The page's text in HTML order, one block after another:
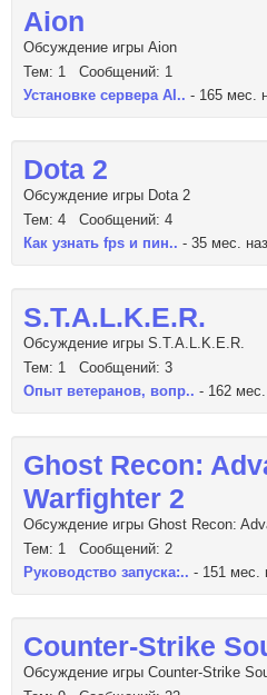
Aion
Обсуждение игры Aion
Тем: 1 Сообщений: 1
Установке сервера AI.. - 165 мес.
Dota 2
Обсуждение игры Dota 2
Тем: 4 Сообщений: 4
Как узнать fps и пин.. - 35 мес.
S.T.A.L.K.E.R.
Обсуждение игры S.T.A.L.K.E.R.
Тем: 1 Сообщений: 3
Опыт ветеранов, вопр.. - 162
Ghost Recon:
Warfighter 2
Обсуждение игры Ghost Recon:
Тем: 1 Сообщений: 2
Руководство запуска:.. - 151 мес.
Counter-Strike
Обсуждение игры Counter-Strike